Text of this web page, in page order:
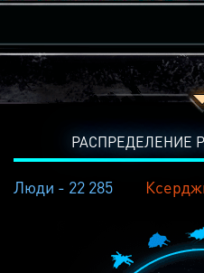
РАСПРЕДЕЛЕНИЕ
Люди - 22 285